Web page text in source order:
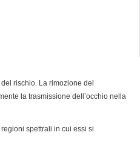
rischio. La rimozione del
la trasmissione dell’occhio nella
spettrali in cui essi si